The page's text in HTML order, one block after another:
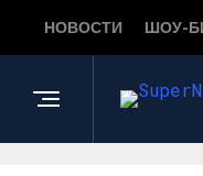
НОВОСТИ ШОУ-